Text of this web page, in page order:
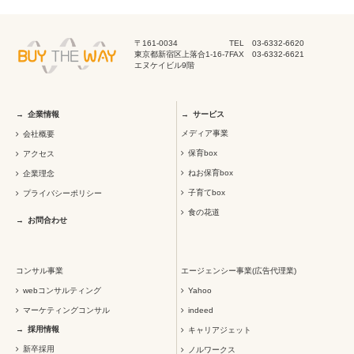
〒161-0034
東京都新宿区上落合1-16-7
エヌケイビル9階
TEL 03-6332-6620
FAX 03-6332-6621
企業情報
会社概要
アクセス
企業理念
プライバシーポリシー
お問合わせ
サービス
メディア事業
保育box
ねお保育box
子育てbox
食の花道
コンサル事業
webコンサルティング
マーケティングコンサル
エージェンシー事業(広告代理業)
Yahoo
indeed
キャリアジェット
ノルワークス
採用情報
新卒採用